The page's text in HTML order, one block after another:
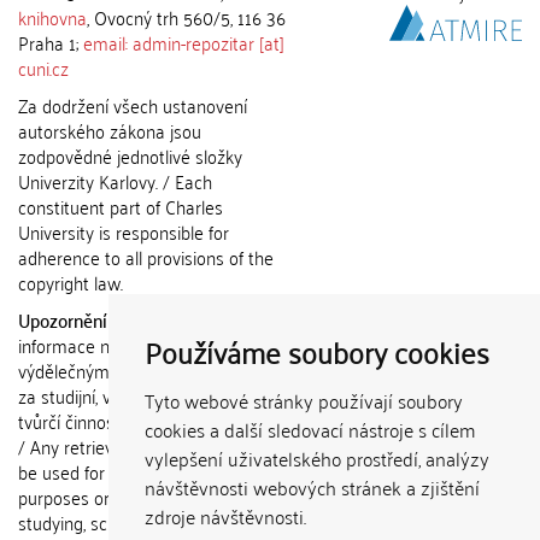
Používáme soubory cookies
Tyto webové stránky používají soubory
cookies a další sledovací nástroje s cílem
vylepšení uživatelského prostředí, analýzy
návštěvnosti webových stránek a zjištění
zdroje návštěvnosti.
knihovna, Ovocný trh 560/5, 116 36
Praha 1;email: admin-repozitar [at]
cuni.cz
Za dodržení všech ustanovení
autorského zákona jsou
zodpovědné jednotlivé složky
Univerzity Karlovy. / Each
constituent part of Charles
University is responsible for
adherence to all provisions of the
copyright law.
Upozornění / Notice:
informace nemohou být použity k
výdělečným účelům nebo vydávány
za studijní, vědeckou nebo jinou
tvůrčí činnost jiné osoby než autora.
/ Any retrieved information shall not
be used for any commercial
purposes or claimed as results of
studying, scientific or any other